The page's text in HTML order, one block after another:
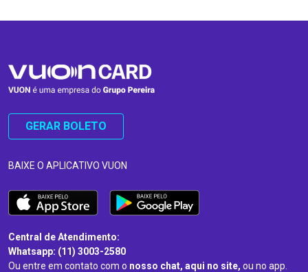
GERAR BOLETO
BAIXE O APLICATIVO VUON
Central de Atendimento:
Whatsapp: (11) 3003-2580
Ou entre em contato com o nosso chat, aqui no site, ou no app.